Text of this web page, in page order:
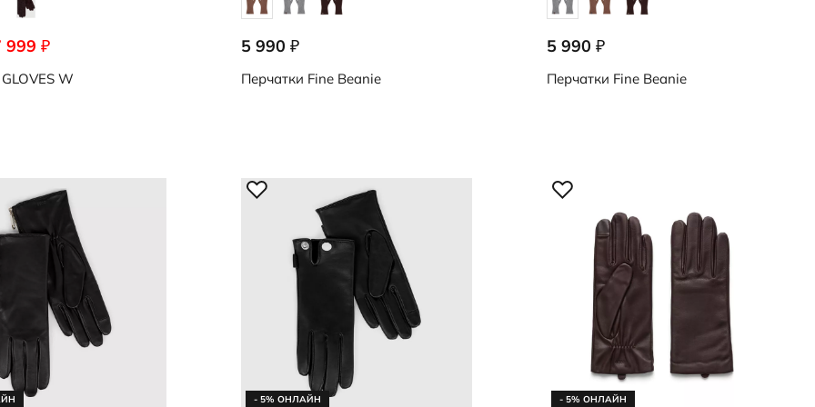
999 ₽
GLOVES W
5 990 ₽
9091001/91321
Перчатки Fine Beanie
5 990 ₽
9091001/90005
Перчатки Fine Beanie
- 5% ОНЛАЙН - 5% ОНЛАЙН